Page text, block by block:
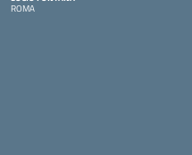
ROMA